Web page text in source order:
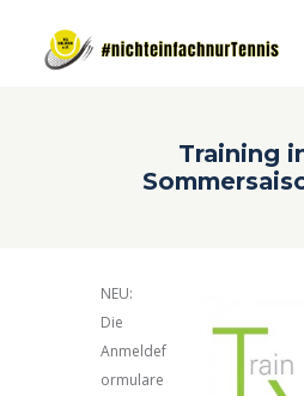
Training
NEU:
Die
Anmeldef
ormulare